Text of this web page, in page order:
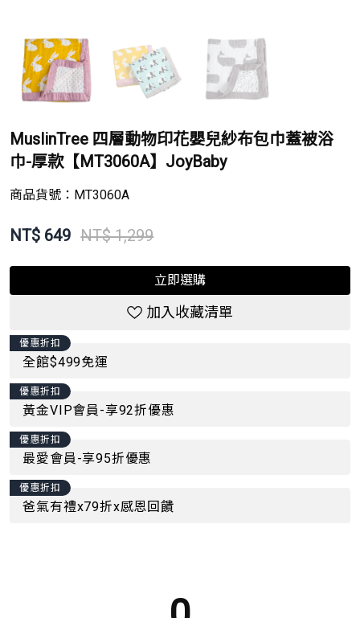
MuslinTree 四層動物印花嬰兒紗布包巾蓋被浴
巾-厚款【MT3060A】JoyBaby
商品貨號： MT3060A
NT$ 649 NT$ 1,299
立即選購
加入收藏清單
優惠折扣
全館$499免運
優惠折扣
黃金VIP會員-享92折優惠
優惠折扣
最愛會員-享95折優惠
優惠折扣
爸氣有禮x79折x感恩回饋